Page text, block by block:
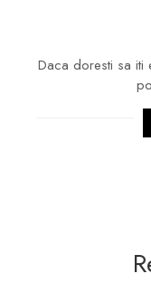
Daca doresti sa iti